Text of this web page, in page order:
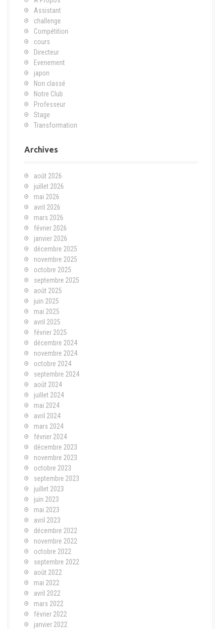
Assistant
challenge
Compétition
cours
Directeur
Evenement
japon
Non classé
Notre Club
Professeur
Stage
Transformation
Archives
août 2026
juillet 2026
mai 2026
avril 2026
mars 2026
février 2026
janvier 2026
décembre 2025
novembre 2025
octobre 2025
septembre 2025
août 2025
juin 2025
mai 2025
avril 2025
février 2025
décembre 2024
novembre 2024
octobre 2024
septembre 2024
août 2024
juillet 2024
mai 2024
avril 2024
mars 2024
février 2024
décembre 2023
novembre 2023
octobre 2023
septembre 2023
juillet 2023
juin 2023
mai 2023
avril 2023
décembre 2022
novembre 2022
octobre 2022
septembre 2022
août 2022
mai 2022
avril 2022
mars 2022
février 2022
janvier 2022